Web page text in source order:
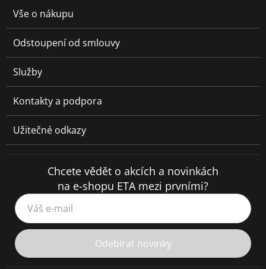
Vše o nákupu
Odstoupení od smlouvy
Služby
Kontakty a podpora
Užitečné odkazy
Chcete vědět o akcích a novinkách
na e-shopu ETA mezi prvními?
Váš e-mail
Odebírat novinky